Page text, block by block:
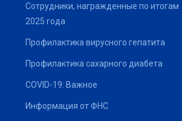
Сотрудники, награжденные по итогам
2025 года
Профилактика вирусного гепатита
Профилактика сахарного диабета
COVID-19: Важное
Информация от ФНС